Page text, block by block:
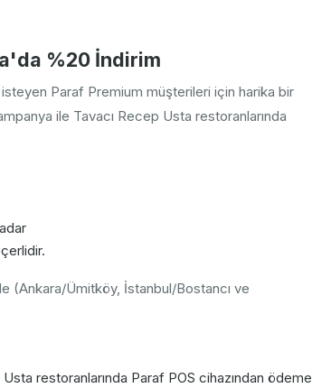
%20 İndirim
Paraf Premium müşterileri için harika bir
ile Tavacı Recep Usta restoranlarında
(Ankara/Ümitköy, İstanbul/Bostancı ve
restoranlarında Paraf POS cihazından ödeme